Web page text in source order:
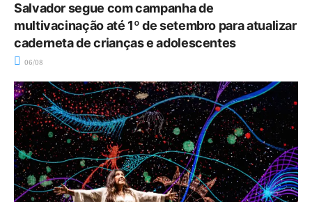
Salvador segue com campanha de
multivacinação até 1º de setembro para atualizar
caderneta de crianças e adolescentes
06/08